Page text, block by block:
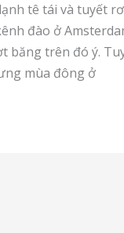
tê tái và tuyết
đào ở
băng trên đó ý.
mùa đông ở